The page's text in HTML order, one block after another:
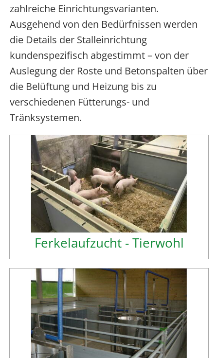
zahlreiche Einrichtungsvarianten.
Ausgehend von den Bedürfnissen werden
die Details der Stalleinrichtung
kundenspezifisch abgestimmt – von der
Auslegung der Roste und Betonspalten über
die Belüftung und Heizung bis zu
verschiedenen Fütterungs- und
Tränksystemen.
Ferkelaufzucht - Tierwohl